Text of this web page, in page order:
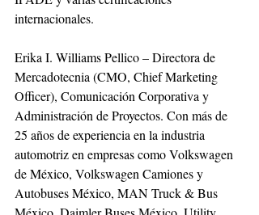
internacionales.
Erika I. Williams Pellico – Directora de
Mercadotecnia (CMO, Chief Marketing
Officer), Comunicación Corporativa y
Administración de Proyectos. Con más de
25 años de experiencia en la industria
automotriz en empresas como Volkswagen
de México, Volkswagen Camiones y
Autobuses México, MAN Truck & Bus